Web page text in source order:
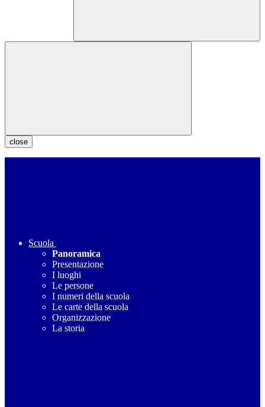
close
Scuola
Panoramica
Presentazione
I luoghi
Le persone
I numeri della scuola
Le carte della scuola
Organizzazione
La storia